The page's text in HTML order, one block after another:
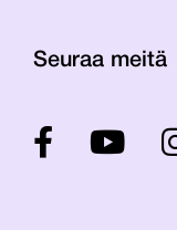
Seuraa meitä